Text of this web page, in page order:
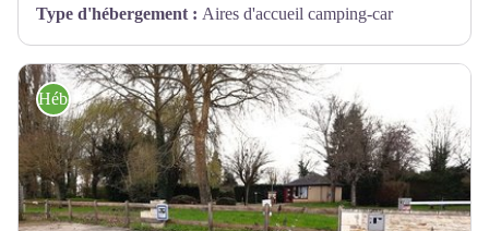
Type d'hébergement : Aires d'accueil camping-car
Hébergement